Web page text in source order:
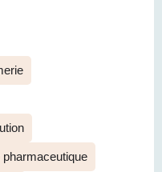
pharmaceutique